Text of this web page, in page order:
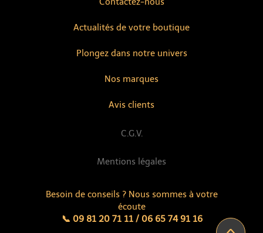
Actualités de votre boutique
Avis clients
Nos marques
Besoin de conseils ? Nous sommes à votre
écoute
📞 09 81 20 71 11 / 06 65 74 91 16
Plongez dans notre univers
Mentions légales
C.G.V.